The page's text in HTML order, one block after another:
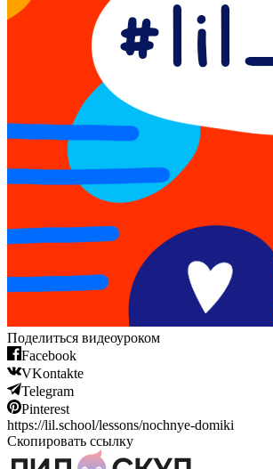
Поделиться видеоуроком
Facebook
VKontakte
Telegram
Pinterest
https://lil.school/lessons/nochnye-domiki
Скопировать ссылку